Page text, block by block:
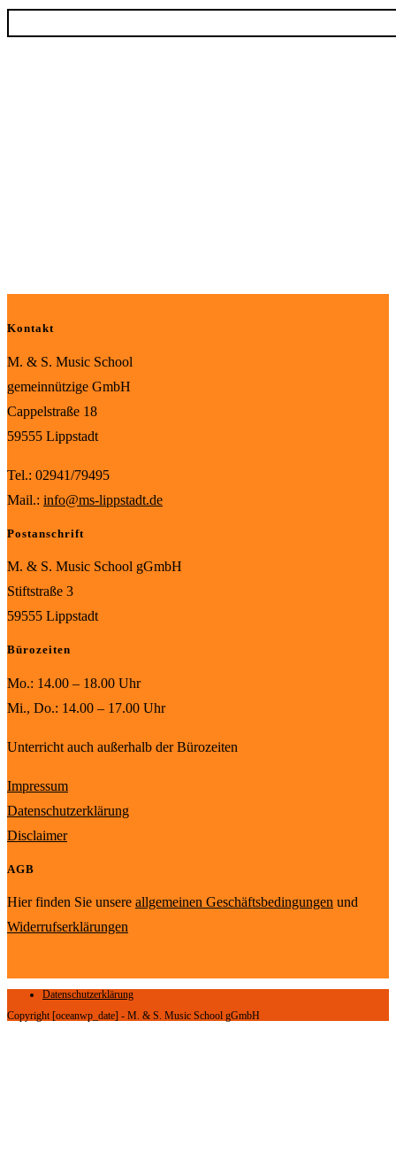
Kontakt
M. & S. Music School
gemeinnützige GmbH
Cappelstraße 18
59555 Lippstadt
Tel.: 02941/79495
Mail.: info@ms-lippstadt.de
Postanschrift
M. & S. Music School gGmbH
Stiftstraße 3
59555 Lippstadt
Bürozeiten
Mo.: 14.00 – 18.00 Uhr
Mi., Do.: 14.00 – 17.00 Uhr
Unterricht auch außerhalb der Bürozeiten
Impressum
Datenschutzerklärung
Disclaimer
AGB
Hier finden Sie unsere allgemeinen Geschäftsbedingungen und
Widerrufserklärungen
Datenschutzerklärung
Copyright [oceanwp_date] - M. & S. Music School gGmbH